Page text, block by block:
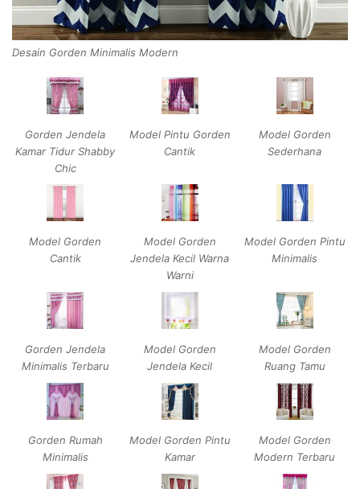
Desain Gorden Minimalis Modern
Gorden Jendela
Kamar Tidur Shabby
Chic
Model Pintu Gorden
Cantik
Model Gorden
Sederhana
Model Gorden
Cantik
Model Gorden
Jendela Kecil Warna
Warni
Model Gorden Pintu
Minimalis
Gorden Jendela
Minimalis Terbaru
Model Gorden
Jendela Kecil
Model Gorden
Ruang Tamu
Gorden Rumah
Minimalis
Model Gorden Pintu
Kamar
Model Gorden
Modern Terbaru